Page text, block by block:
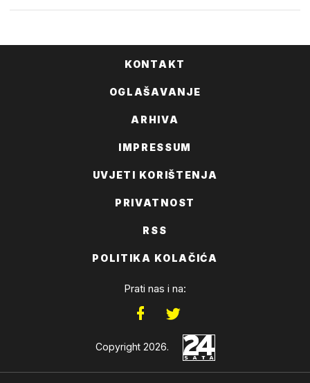
KONTAKT
OGLAŠAVANJE
ARHIVA
IMPRESSUM
UVJETI KORIŠTENJA
PRIVATNOST
RSS
POLITIKA KOLAČIĆA
Prati nas i na:
Copyright 2026.